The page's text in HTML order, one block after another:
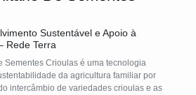
Sustentável e Apoio à
Rede Terra
Sementes Crioulas é uma tecnologia
da agricultura familiar por
intercâmbio de variedades crioulas e as